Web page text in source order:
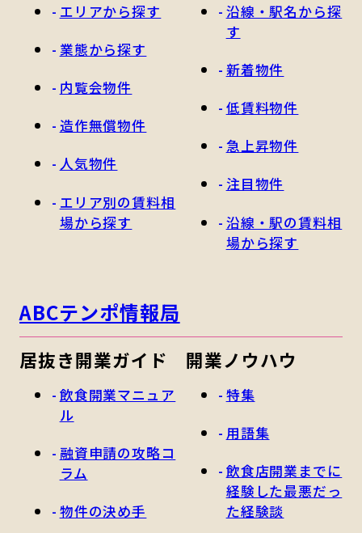
エリアから探す
業態から探す
内覧会物件
造作無償物件
人気物件
エリア別の賃料相
場から探す
沿線・駅名から探
す
新着物件
低賃料物件
急上昇物件
注目物件
沿線・駅の賃料相
場から探す
ABCテンポ情報局
居抜き開業ガイド
飲食開業マニュア
ル
融資申請の攻略コ
ラム
物件の決め手
開業ノウハウ
特集
用語集
飲食店開業までに
経験した最悪だっ
た経験談